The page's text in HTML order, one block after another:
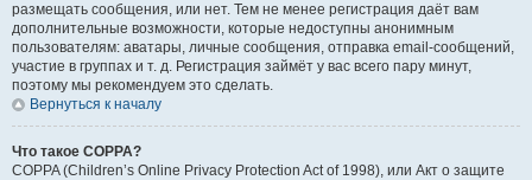
размещать сообщения, или нет. Тем не менее регистрация даёт вам
дополнительные возможности, которые недоступны анонимным
пользователям: аватары, личные сообщения, отправка email-сообщений,
участие в группах и т. д. Регистрация займёт у вас всего пару минут,
поэтому мы рекомендуем это сделать.
Вернуться к началу
Что такое COPPA?
COPPA (Children’s Online Privacy Protection Act of 1998), или Акт о защите